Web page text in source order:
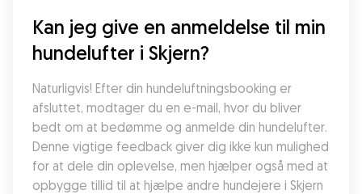
Kan jeg give en anmeldelse til min
hundelufter i Skjern?
Naturligvis! Efter din hundeluftningsbooking er
afsluttet, modtager du en e-mail, hvor du bliver
bedt om at bedømme og anmelde din hundelufter.
Denne vigtige feedback giver dig ikke kun mulighed
for at dele din oplevelse, men hjælper også med at
opbygge tillid til at hjælpe andre hundejere i Skjern